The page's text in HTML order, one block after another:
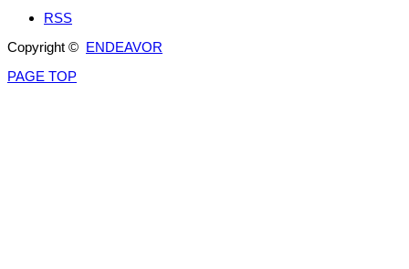
RSS
Copyright © ENDEAVOR
PAGE TOP